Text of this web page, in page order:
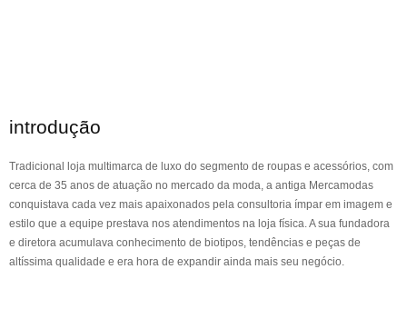
introdução
Tradicional loja multimarca de luxo do segmento de roupas e acessórios, com
cerca de 35 anos de atuação no mercado da moda, a antiga Mercamodas
conquistava cada vez mais apaixonados pela consultoria ímpar em imagem e
estilo que a equipe prestava nos atendimentos na loja física. A sua fundadora
e diretora acumulava conhecimento de biotipos, tendências e peças de
altíssima qualidade e era hora de expandir ainda mais seu negócio.